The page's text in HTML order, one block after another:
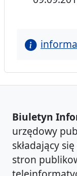
Biuletyn
urzędowy
składający
stron